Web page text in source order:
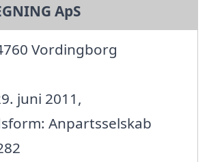
ApS
Vordingborg
juni 2011,
Anpartsselskab